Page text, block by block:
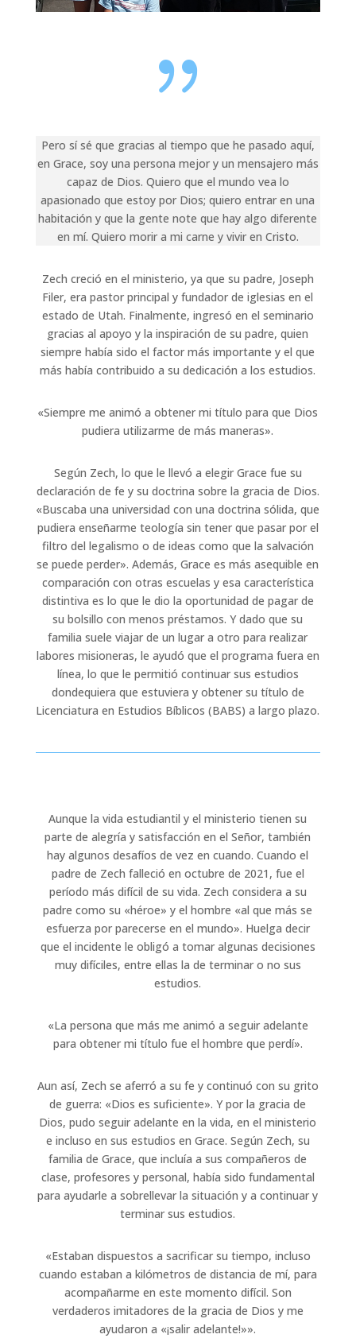
{
Pero sí sé que gracias al tiempo que he pasado aquí,
en Grace, soy una persona mejor y un mensajero más
capaz de Dios. Quiero que el mundo vea lo
apasionado que estoy por Dios; quiero entrar en una
habitación y que la gente note que hay algo diferente
en mí. Quiero morir a mi carne y vivir en Cristo.
Zech creció en el ministerio, ya que su padre, Joseph
Filer, era pastor principal y fundador de iglesias en el
estado de Utah. Finalmente, ingresó en el seminario
gracias al apoyo y la inspiración de su padre, quien
siempre había sido el factor más importante y el que
más había contribuido a su dedicación a los estudios.
«Siempre me animó a obtener mi título para que Dios
pudiera utilizarme de más maneras».
Según Zech, lo que le llevó a elegir Grace fue su
declaración de fe y su doctrina sobre la gracia de Dios.
«Buscaba una universidad con una doctrina sólida, que
pudiera enseñarme teología sin tener que pasar por el
filtro del legalismo o de ideas como que la salvación
se puede perder». Además, Grace es más asequible en
comparación con otras escuelas y esa característica
distintiva es lo que le dio la oportunidad de pagar de
su bolsillo con menos préstamos. Y dado que su
familia suele viajar de un lugar a otro para realizar
labores misioneras, le ayudó que el programa fuera en
línea, lo que le permitió continuar sus estudios
dondequiera que estuviera y obtener su título de
Licenciatura en Estudios Bíblicos (BABS) a largo plazo.
Aunque la vida estudiantil y el ministerio tienen su
parte de alegría y satisfacción en el Señor, también
hay algunos desafíos de vez en cuando. Cuando el
padre de Zech falleció en octubre de 2021, fue el
período más difícil de su vida. Zech considera a su
padre como su «héroe» y el hombre «al que más se
esfuerza por parecerse en el mundo». Huelga decir
que el incidente le obligó a tomar algunas decisiones
muy difíciles, entre ellas la de terminar o no sus
estudios.
«La persona que más me animó a seguir adelante
para obtener mi título fue el hombre que perdí».
Aun así, Zech se aferró a su fe y continuó con su grito
de guerra: «Dios es suficiente». Y por la gracia de
Dios, pudo seguir adelante en la vida, en el ministerio
e incluso en sus estudios en Grace. Según Zech, su
familia de Grace, que incluía a sus compañeros de
clase, profesores y personal, había sido fundamental
para ayudarle a sobrellevar la situación y a continuar y
terminar sus estudios.
«Estaban dispuestos a sacrificar su tiempo, incluso
cuando estaban a kilómetros de distancia de mí, para
acompañarme en este momento difícil. Son
verdaderos imitadores de la gracia de Dios y me
ayudaron a «¡salir adelante!»».